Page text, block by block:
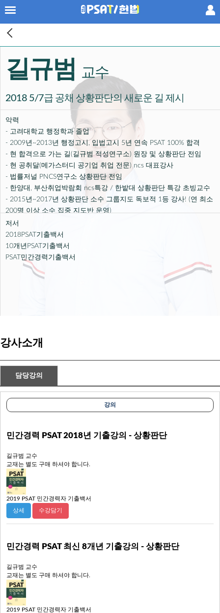
×
프리패스
공부법
단과
PSAT기출
황남기 헌법
공신팀
강사진
교재
고객센터
길규범 교수
2018 5/7급 공채 상황판단의 새로운 길 제시
악력
- 고려대학교 행정학과 졸업
- 2009년~2013년 행정고시, 입법고시 5년 연속 PSAT 100% 합격
- 현 합격으로 가는 길(길규범 적성연구소) 원장 및 상황판단 전임
- 현 공취달(메가스터디 공기업 취업 전문) ncs 대표강사
- 법률저널 PNCS연구소 상황판단 전임
- 한양대, 부산취업박람회 ncs특강 / 한밭대 상황판단 특강 초빙교수
- 2015년~2017년 상황판단 소수 그룹지도 독보적 1등 강사! (연 최소
200명 이상 소수 집중 지도반 운영)
- 현 PNCS 상황판단 대표강사
저서
2018PSAT기출백서
10개년PSAT기출백서
PSAT민간경력기출백서
강사소개
담당강의
강의
민간경력 PSAT 2018년 기출강의 - 상황판단
길규범 교수
교재는 별도 구매 하셔야 합니다.
2019 PSAT 민간경력자 기출백서
상세 수강담기
민간경력 PSAT 최신 8개년 기출강의 - 상황판단
길규범 교수
교재는 별도 구매 하셔야 합니다.
2019 PSAT 민간경력자 기출백서